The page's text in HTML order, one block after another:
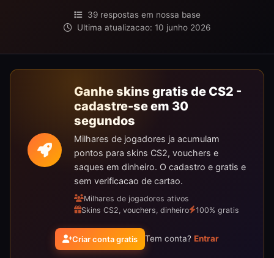
39 respostas em nossa base
Ultima atualizacao: 10 junho 2026
Ganhe skins gratis de CS2 -
cadastre-se em 30
segundos
Milhares de jogadores ja acumulam
pontos para skins CS2, vouchers e
saques em dinheiro. O cadastro e gratis e
sem verificacao de cartao.
Milhares de jogadores ativos
Skins CS2, vouchers, dinheiro
100% gratis
Criar conta gratis Tem conta? Entrar